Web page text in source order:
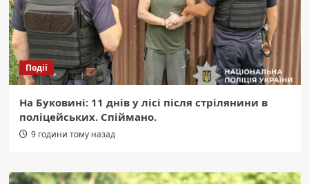
Події
На Буковині: 11 днів у лісі після стрілянини в
поліцейських. Спіймано.
9 години тому назад